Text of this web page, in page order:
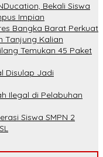
Bekali Siswa
Impian
Bangka Barat Perkuat
Tanjung Kalian
Temukan 45 Paket
Disulap Jadi
Ilegal di Pelabuhan
Siswa SMPN 2